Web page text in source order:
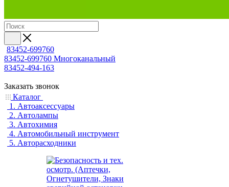
83452-699760
83452-699760 Многоканальный
83452-494-163
Заказать звонок
Каталог
1. Автоаксессуары
2. Автолампы
3. Автохимия
4. Автомобильный инструмент
5. Авторасходники